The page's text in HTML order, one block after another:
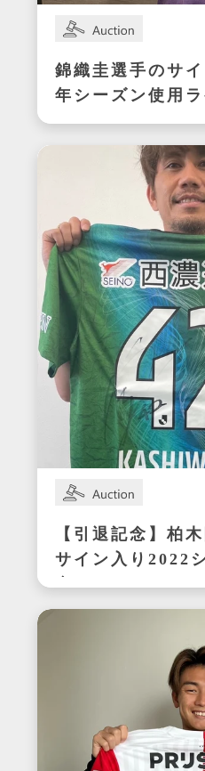
錦織圭選手のサ
年シーズン使用
【引退記念】柏
サイン入り2022
阜ユニフォーム